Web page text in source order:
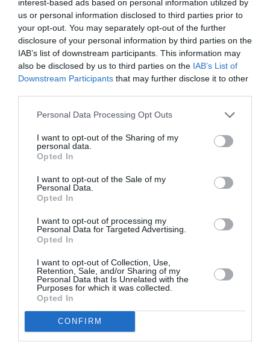
interest-based ads based on personal information utilized by
us or personal information disclosed to third parties prior to
your opt-out. You may separately opt-out of the further
disclosure of your personal information by third parties on the
IAB’s list of downstream participants. This information may
also be disclosed by us to third parties on the IAB’s List of
Downstream Participants that may further disclose it to other
Personal Data Processing Opt Outs
I want to opt-out of the Sharing of my
personal data.
Opted In
I want to opt-out of the Sale of my
Personal Data.
Opted In
I want to opt-out of processing my
Personal Data for Targeted Advertising.
Opted In
I want to opt-out of Collection, Use,
Retention, Sale, and/or Sharing of my
Personal Data that Is Unrelated with the
Purposes for which it was collected.
Opted In
CONFIRM
Ιδιαίτερα υποστηρικτικοί ήταν και οι δύο στην
απόφαση τηςΜαρίας Βοσκοπούλου
ασχοληθεί με την υποκριτική ενώ συνεχίζει τις
σπουδές της στο τμήμα Επικοινωνία και
Δημόσιας Σχέσης, αλλά και στο τραγούδι.
Μάλιστα την καμάρωσαν στην πρώτη της
τηλεοπτική συμμετοχή στη σειρά της ΕΡΤΤα
καλύτερά μας χρόνια.